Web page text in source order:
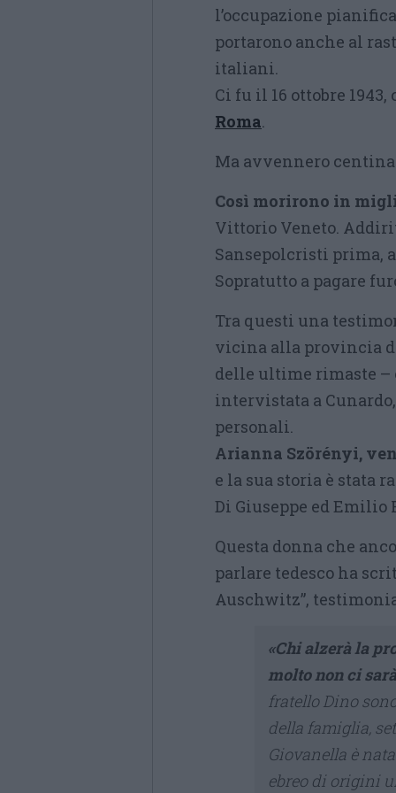
l’occupazione
portarono anche al
italiani.
Ci fu il 16 ottobre 1943,
Roma.
Ma avvennero
Così morirono in
Vittorio Veneto.
Sansepolcristi prima,
Sopratutto a pagare
Tra questi una
vicina alla provincia
delle ultime rimaste –
intervistata a
personali.
Arianna Szörényi,
e la sua storia è stata
Di Giuseppe ed Emilio
Questa donna che
parlare tedesco ha
Auschwitz”,
«Chi alzerà la
molto non ci
fratello Dino
della famiglia,
Giovanella è
ebreo di origini